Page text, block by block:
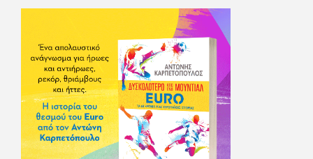
ταινίες κι έγραφε και στο περιοδικό Σινεμά, είχε κάποιες
αισθηματικές περιπέτειες που σκόρπισαν γέλιο στους φίλους
του - αν όχι και στον ίδιο. Πήγε στρατό κανονικά στα σύνορα
και διατήρησε μια καλή σχέση με την οικογένεια του, την
οποία αισθάνεται πως διάφορες φορές έφερε σε δύσκολη
θέση. Κείμενο με την υπογραφή του πρωτοδημοσιεύτηκε στο
Φίλαθλο το 1992. Επέστρεψε οριστικά στην Ελλάδα το 1998,
δούλεψε για πολλούς (αφού δυσκολεύεται να πει όχι), και
κάποιοι, αν όχι και όλοι, τον πλήρωσαν κι έμειναν και
ευχαριστημένοι από τη συνεργασία. Σήμερα πλέον εργάζεται
στον Sport Fm (όπου έχει κλείσει εικοσαετία) και στη
Sportday. Επαίρεται ότι λίγοι έχουν δει περισσότερο